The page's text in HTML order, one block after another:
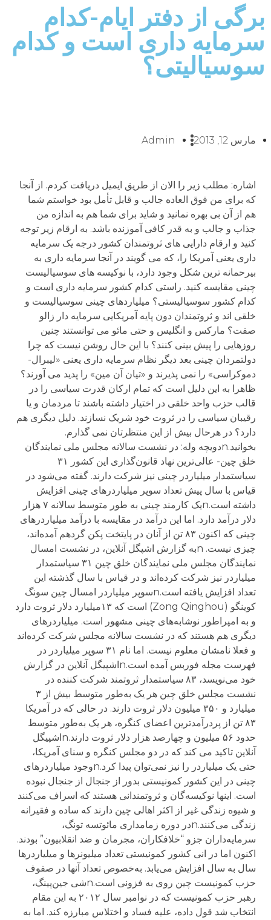
برگی از دفتر ایام-کدام
سرمایه داری است و کدام
سوسیالیتی؟
مارس 12, 2013 Admin
اشاره: مطلب زیر را الان از طریق ایمیل دریافت کردم. از آنجا
که برای من فوق العاده جالب و قابل تأمل بود خواستم شما
هم از آن بی بهره نمانید و شاید برای شما هم به اندازه من
جذاب و جالب و به قدر کافی آموزنده باشد. به ارقام زیر توجه
کنید و ارقام دارایی های ثروتمندان کشور درجه یک سرمایه
داری یعنی آمریکا را، که می گویند در آنجا سرمایه داری به
بیرحمانه ترین شکل وجود دارد، با نوکیسه های سوسیالیست
چینی مقایسه کنید. راستی کدام کشور سرمایه داری است و
کدام کشور سوسیالیستی؟ میلیاردهای چینی سوسیالیست و
خلقی اند و ثروتمندان دون پایه آمریکایی سرمایه دار زالو
صفت؟ مارکس و انگلیس و حتی مائو می توانستند چنین
روزهایی را پیش بینی کنند؟ با این حال روشن نیست که چرا
دولتمردان چینی بعد دیگر نظام سرمایه داری یعنی «لیبرال-
دموکراسی» را نمی پذیرند و «تیان آن مین» را پدید می آورند؟
ظاهرا به این دلیل است که تمام ارکان قدرت سیاسی را در
قالب حزب واحد خلقی در اختیار داشته باشند تا مردمان و یا
رقیبان سیاسی را در ثروت خود شریک نسازند. دلیل دیگری هم
دارد؟ در هرحال بیش از این منتظرتان نمی گذارم.
بخوانید.nدویچه وله: در نشست سالانه مجلس ملی نمایندگان
خلق چین- عالی‌ترین نهاد قانون‌گذاری این کشور ۳۱
سیاستمدار میلیاردر چینی نیز شرکت دارند. گفته می‌شود در
قیاس با سال پیش تعداد سوپر میلیاردرهای چینی افزایش
داشته است.nیک کارمند چینی به طور متوسط سالانه ۷ هزار
دلار درآمد دارد. اما این درآمد در مقایسه با درآمد میلیاردرهای
چینی که اکنون ۸۳ تن از آنان در پایتخت پکن گردهم آمده‌اند،
چیزی نیست. nبه گزارش اشپگل آنلاین، در نشست امسال
نمایندگان مجلس ملی نمایندگان خلق چین ۳۱ سیاستمدار
میلیاردر نیز شرکت کرده‌اند و در قیاس با سال گذشته این
تعداد افزایش یافته است.nسوپر میلیاردر امسال چین سونگ
کوینگو (Zong Qinghou) است که ۱۳میلیارد دلار ثروت دارد
و به امپراطور نوشابه‌های چینی مشهور است. میلیاردرهای
دیگری هم هستند که در نشست سالانه مجلس شرکت کرده‌اند
و فعلا نامشان معلوم نیست. اما نام ۳۱ سوپر میلیاردر در
فهرست مجله فوربس آمده است.nاشپیگل آنلاین در گزارش
خود می‌نویسد، ۸۳ سیاستمدار ثروتمند شرکت کننده در
نشست مجلس خلق چین هر یک به‌طور متوسط بیش از ۳
میلیارد و ۳۵۰ میلیون دلار ثروت دارند. در حالی که در آمریکا
۸۳ تن از پردرآمدترین اعضای کنگره، هر یک به‌طور متوسط
حدود ۵۶ میلیون و چهارصد هزار دلار ثروت دارند.nاشپیگل
آنلاین تاکید می کند که در دو مجلس کنگره و سنای آمریکا،
حتی یک میلیاردر را نیز نمی‌توان پیدا کرد.nوجود میلیاردرهای
چینی در این کشور کمونیستی بدور از جنجال از جنجال نبوده
است. اینها نوکیسه‌گان و ثروتمندانی هستند که اسراف می‌کنند
و شیوه زندگی غیر از اکثر اهالی چین دارند که ساده و فقیرانه
زندگی می‌کنند.nدر دوره زمامداری مائوتسه تونگ،
سرمایه‌داران جزو “خلافکاران، مجرمان و ضد انقلابیون” بودند.
اکنون اما در انی کشور کمونیستی تعداد میلیونرها و میلیاردرها
سال به سال افزایش می‌یابد. به‌خصوص تعداد آنها در صفوف
حزب کمونیست چین روی به فزونی است.nشی جین‌پینگ،
رهبر حزب کمونیست که در نوامبر سال ۲۰۱۲ به این مقام
انتخاب شد قول داده، علیه فساد و اختلاس مبارزه کند. اما به